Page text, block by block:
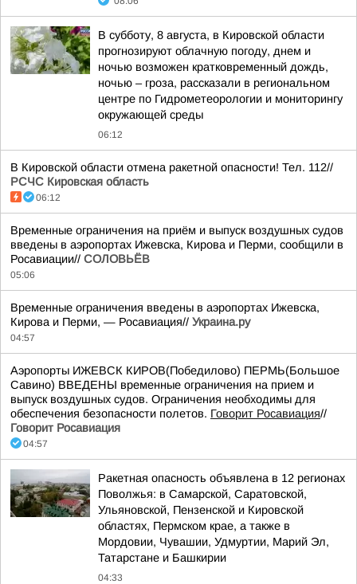
В субботу, 8 августа, в Кировской области
прогнозируют облачную погоду, днем и
ночью возможен кратковременный дождь,
ночью – гроза, рассказали в региональном
центре по Гидрометеорологии и мониторингу
окружающей среды
06:12
В Кировской области отмена ракетной опасности! Тел. 112//
РСЧС Кировская область
06:12
Временные ограничения на приём и выпуск воздушных судов
введены в аэропортах Ижевска, Кирова и Перми, сообщили в
Росавиации// СОЛОВЬЁВ
05:06
Временные ограничения введены в аэропортах Ижевска,
Кирова и Перми, — Росавиация// Украина.ру
04:57
Аэропорты ИЖЕВСК КИРОВ(Победилово) ПЕРМЬ(Большое
Савино) ВВЕДЕНЫ временные ограничения на прием и
выпуск воздушных судов. Ограничения необходимы для
обеспечения безопасности полетов. Говорит Росавиация//
Говорит Росавиация
04:57
Ракетная опасность объявлена в 12 регионах
Поволжья: в Самарской, Саратовской,
Ульяновской, Пензенской и Кировской
областях, Пермском крае, а также в
Мордовии, Чувашии, Удмуртии, Марий Эл,
Татарстане и Башкирии
04:33